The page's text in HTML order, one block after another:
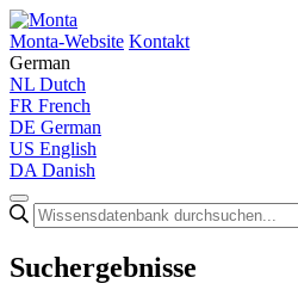
Monta-Website Kontakt
German
NL Dutch
FR French
DE German
US English
DA Danish
Suchergebnisse